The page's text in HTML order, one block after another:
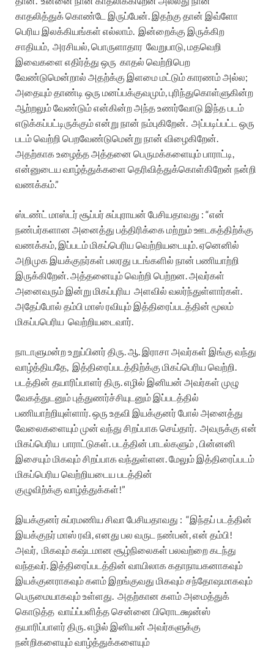
காதலித்துக் கொண்டே இருப்பேன். இதற்கு தான் இவ்ளோ
பெரிய இலக்கியங்கள் எல்லாம். இன்றைக்கு இருக்கிற
சாதியம், அரசியல், பொருளாதார வேறுபாடு, மதவெறி
இவைகளை எதிர்த்து ஒரு காதல் வெற்றிபெற
வேண்டுமென்றால் அதற்க்கு இளமை மட்டும் காரணம் அல்ல;
அதையும் தாண்டி ஒரு மனப்பக்குவமும், புரிந்துகொள்ளுகின்ற
ஆற்றலும் வேண்டும் என்கின்ற அந்த உணர்வோடு இந்த படம்
எடுக்கப்பட்டிருக்கும் என்று நான் நம்புகிறேன். அப்படிப்பட்ட ஒரு
படம் வெற்றி பெறவேண்டுமென்று நான் விழைகிறேன்.
அதற்காக உழைத்த அத்தனை பெருமக்களையும் பாராட்டி,
என்னுடைய வாழ்த்துக்களை தெரிவித்துக்கொள்கிறேன் நன்றி
வணக்கம்.”
ஸ்டண்ட் மாஸ்டர் சூப்பர் சுப்புராயன் பேசியதாவது : “என்
நண்பர்களான அனைத்து பத்திரிக்கை மற்றும் ஊடகத்திற்க்கு
வணக்கம், இப்படம் மிகப்பெரிய வெற்றியடையும். ஏனெனில்
அறிமுக இயக்குநர்கள் பலரது படங்களில் நான் பணியாற்றி
இருக்கிறேன். அத்தனையும் வெற்றி பெற்றன. அவர்கள்
அனைவரும் இன்று மிகப்புரிய அளவில் வலர்ந்துள்ளார்கள்.
அதேப்போல் தம்பி மாஸ் ரவியும் இத்திரைப்படத்தின் மூலம்
மிகப்பபெரிய வெற்றியடைவார்.
நாடாளுமன்ற உறுப்பினர் திரு. ஆ. இராசா அவர்கள் இங்கு வந்து
வாழ்த்தியதே, இத்திரைப்படத்திற்க்கு மிகப்பெரிய வெற்றி.
படத்தின் தயாரிப்பாளர் திரு. எழில் இனியன் அவர்கள் முழு
வேகத்துடனும் புத்துணர்ச்சியுடனும் இப்படத்தில்
பணியாற்றியுள்ளார். ஒரு உதவி இயக்குனர் போல் அனைத்து
வேலைகளையும் முன் வந்து சிறப்பாக செய்தார். அவருக்கு என்
மிகப்பெரிய பாராட்டுகள். படத்தின் பாடல்களும் , பின்னனி
இசையும் மிகவும் சிறப்பாக வந்துள்ளன. மேலும் இத்திரைப்படம்
மிகப்பெரிய வெற்றியடைய படத்தின்
குழுவிற்க்கு வாழ்த்துக்கள்!”
இயக்குனர் சுப்ரமணிய சிவா பேசியதாவது : “இந்தப் படத்தின்
இயக்குநர் மாஸ் ரவி, எனது பல வருட நண்பன், என் தம்பி!
அவர், மிகவும் கஷ்டமான சூழ்நிலைகள் பலவற்றை கடந்து
வந்தவர். இத்திரைப்படத்தின் வாயிலாக கதாநாயகனாகவும்
இயக்குனராகவும் களம் இறங்குவது மிகவும் சந்தோஷமாகவும்
பெருமையாகவும் உள்ளது. அதற்கான களம் அமைத்துக்
கொடுத்த வாய்ப்பளித்த சென்னை பிரொடக்ஷன்ஸ்
தயாரிப்பாளர் திரு. எழில் இனியன் அவர்களுக்கு
நன்றிகளையும் வாழ்த்துக்களையும்